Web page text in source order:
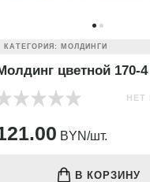
КАТЕГОРИЯ: МОЛДИНГИ
цветной 170-4
НЕТ
BYN/шт.
В КОРЗИНУ